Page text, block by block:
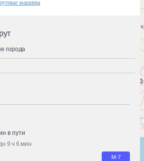
машины
города
в пути
9 ч 6 мин
М-7